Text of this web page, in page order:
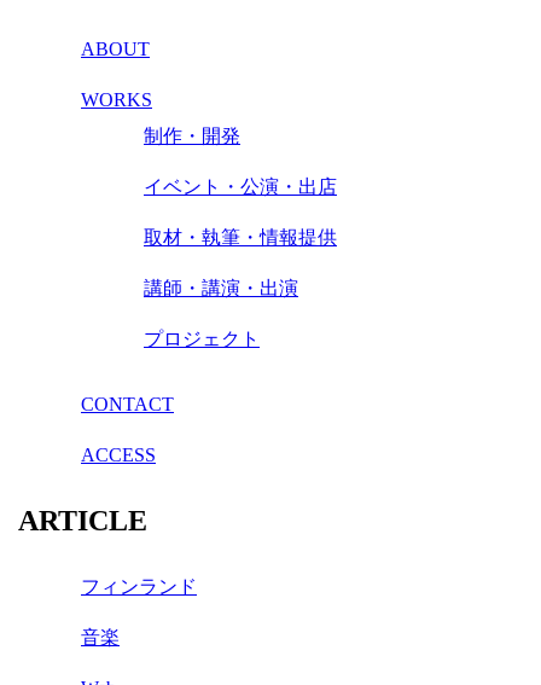
ABOUT
WORKS
制作・開発
イベント・公演・出店
取材・執筆・情報提供
講師・講演・出演
プロジェクト
CONTACT
ACCESS
ARTICLE
フィンランド
音楽